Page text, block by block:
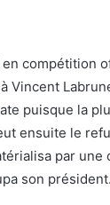
compétition
puisque la
ensuite le
par une
son